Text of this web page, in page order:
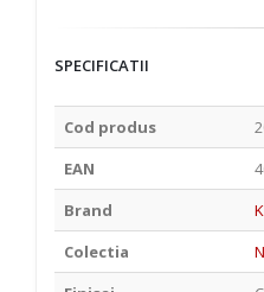
SPECIFICATII
Cod produs
EAN
Brand
Colectia